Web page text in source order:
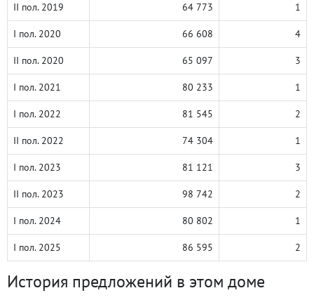
II пол. 2019 64 773 1
I пол. 2020 66 608 4
II пол. 2020 65 097 3
I пол. 2021 80 233 1
I пол. 2022 81 545 2
II пол. 2022 74 304 1
I пол. 2023 81 121 3
II пол. 2023 98 742 2
I пол. 2024 80 802 1
I пол. 2025 86 595 2
История предложений в этом доме